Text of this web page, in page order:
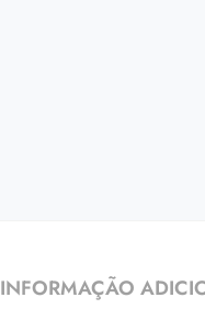
INFORMAÇÃO